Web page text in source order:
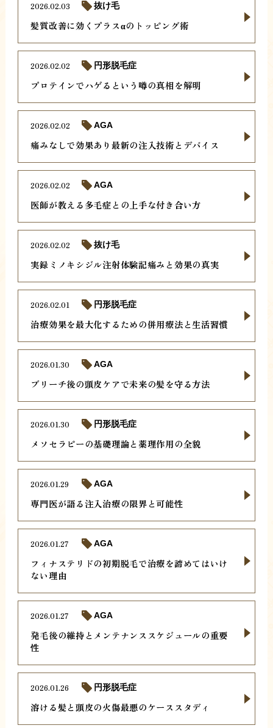
髪質改善に効くプラスαのトッピング術
2026.02.03 抜け毛
プロテインでハゲるという噂の真相を解明
2026.02.02 円形脱毛症
痛みなしで効果あり最新の注入技術とデバイス
2026.02.02 AGA
医師が教える多毛症との上手な付き合い方
2026.02.02 AGA
実録ミノキシジル注射体験記痛みと効果の真実
2026.02.02 抜け毛
治療効果を最大化するための併用療法と生活習慣
2026.02.01 円形脱毛症
ブリーチ後の頭皮ケアで未来の髪を守る方法
2026.01.30 AGA
メソセラピーの基礎理論と薬理作用の全貌
2026.01.30 円形脱毛症
専門医が語る注入治療の限界と可能性
2026.01.29 AGA
フィナステリドの初期脱毛で治療を諦めてはいけ
ない理由
2026.01.27 AGA
発毛後の維持とメンテナンススケジュールの重要
性
2026.01.27 AGA
溶ける髪と頭皮の火傷最悪のケーススタディ
2026.01.26 円形脱毛症